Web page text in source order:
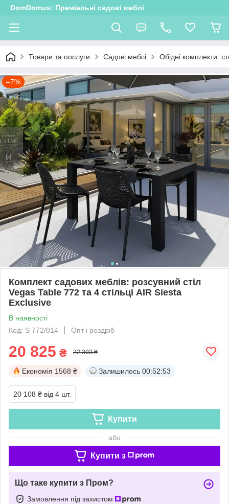
DomDomus: Преміальні садові меблі
Товари та послуги Садові меблі Обідні комплекти:
–7%
Комплект садових меблів: розсувний стіл
Vegas Table 772 та 4 стільці AIR Siesta
Exclusive
В наявності
Код: S 772/014
Опт і роздріб
20 825 ₴ 22 393 ₴
Економія 1568 ₴ Залишилось 00:52:53
20 108 ₴ від 4 шт.
Купити
або
Купити з
Що таке купити з Пром?
Замовлення під захистом